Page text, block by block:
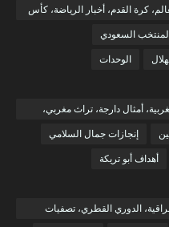
كرة القدم، أخبار الرياضة، كأس
المنتخب السعودي
الوحدات
أمثال دارجة، تراث مغربي،
إنجازات جمال السلامي
أهداف أبو تريكة
الدوري القطري، تصفيات